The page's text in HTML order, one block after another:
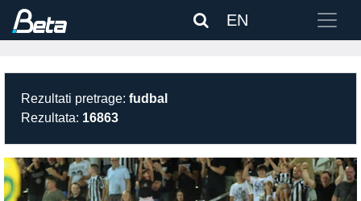
EN
Rezultati pretrage: fudbal
Rezultata: 16863